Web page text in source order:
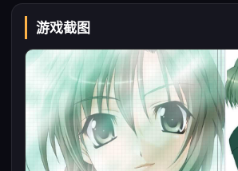
游戏截图